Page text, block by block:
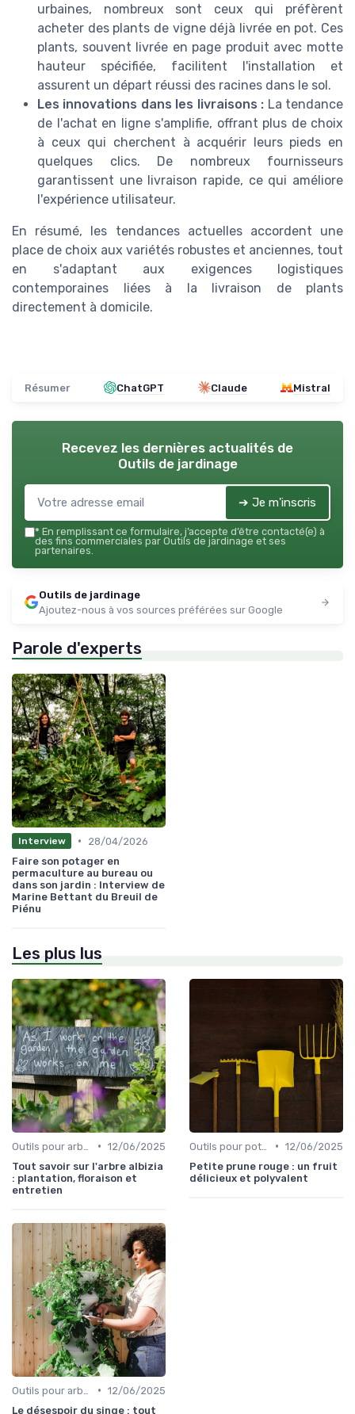
urbaines, nombreux sont ceux qui préfèrent
acheter des plants de vigne déjà livrée en pot. Ces
plants, souvent livrée en page produit avec motte
hauteur spécifiée, facilitent l'installation et
assurent un départ réussi des racines dans le sol.
Les innovations dans les livraisons : La tendance
de l'achat en ligne s'amplifie, offrant plus de choix
à ceux qui cherchent à acquérir leurs pieds en
quelques clics. De nombreux fournisseurs
garantissent une livraison rapide, ce qui améliore
l'expérience utilisateur.
En résumé, les tendances actuelles accordent une
place de choix aux variétés robustes et anciennes, tout
en s'adaptant aux exigences logistiques
contemporaines liées à la livraison de plants
directement à domicile.
Résumer ChatGPT Claude Mistral
Recevez les dernières actualités de
Outils de jardinage
➔ Je m'inscris
* En remplissant ce formulaire, j’accepte d’être contacté(e) à
des fins commerciales par Outils de jardinage et ses
partenaires.
Outils de jardinage
Ajoutez-nous à vos sources préférées sur Google
Parole d'experts
Interview •
28/04/2026
Faire son potager en
permaculture au bureau ou
dans son jardin : Interview de
Marine Bettant du Breuil de
Piénu
Les plus lus
• 12/06/2025
Tout savoir sur l'arbre albizia
: plantation, floraison et
entretien
• 12/06/2025
Petite prune rouge : un fruit
délicieux et polyvalent
• 12/06/2025
Le désespoir du singe : tout